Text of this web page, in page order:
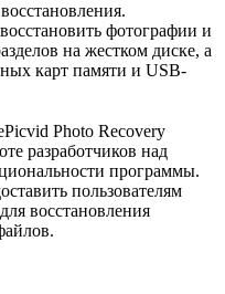
фотографии и
на жестком диске, а
карт памяти и USB-
Photo Recovery
разработчиков над
программы.
пользователям
восстановления